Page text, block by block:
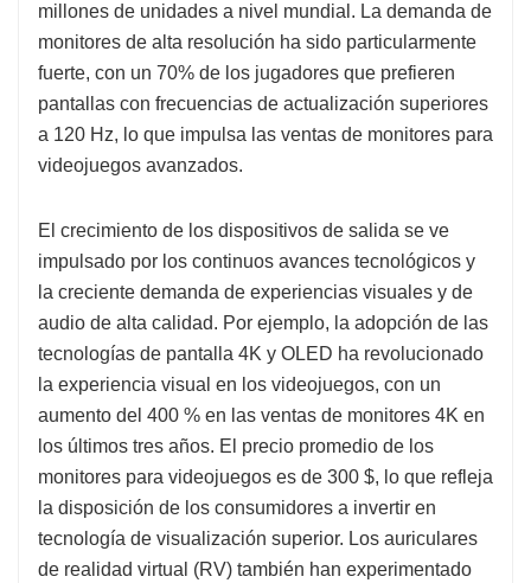
millones de unidades a nivel mundial. La demanda de
monitores de alta resolución ha sido particularmente
fuerte, con un 70% de los jugadores que prefieren
pantallas con frecuencias de actualización superiores
a 120 Hz, lo que impulsa las ventas de monitores para
videojuegos avanzados.
El crecimiento de los dispositivos de salida se ve
impulsado por los continuos avances tecnológicos y
la creciente demanda de experiencias visuales y de
audio de alta calidad. Por ejemplo, la adopción de las
tecnologías de pantalla 4K y OLED ha revolucionado
la experiencia visual en los videojuegos, con un
aumento del 400 % en las ventas de monitores 4K en
los últimos tres años. El precio promedio de los
monitores para videojuegos es de 300 $, lo que refleja
la disposición de los consumidores a invertir en
tecnología de visualización superior. Los auriculares
de realidad virtual (RV) también han experimentado